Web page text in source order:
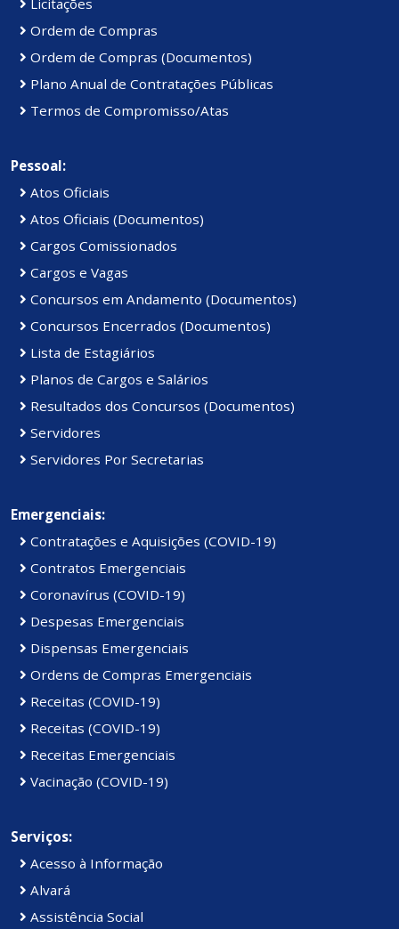
Ordem de Compras
Ordem de Compras (Documentos)
Plano Anual de Contratações Públicas
Termos de Compromisso/Atas
Pessoal:
Atos Oficiais
Atos Oficiais (Documentos)
Cargos Comissionados
Cargos e Vagas
Concursos em Andamento (Documentos)
Concursos Encerrados (Documentos)
Lista de Estagiários
Planos de Cargos e Salários
Resultados dos Concursos (Documentos)
Servidores
Servidores Por Secretarias
Emergenciais:
Contratações e Aquisições (COVID-19)
Contratos Emergenciais
Coronavírus (COVID-19)
Despesas Emergenciais
Dispensas Emergenciais
Ordens de Compras Emergenciais
Receitas (COVID-19)
Receitas (COVID-19)
Receitas Emergenciais
Vacinação (COVID-19)
Serviços:
Acesso à Informação
Alvará
Assistência Social